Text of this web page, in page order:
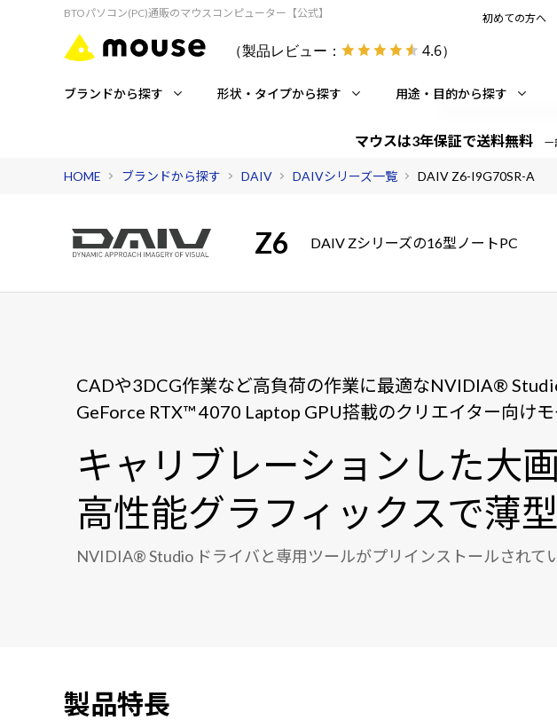
BTOパソコン(PC)通販のマウスコンピューター【公式】
（製品レビュー： 4.6）
初めての方へ
ブランドから探す 形状・タイプから探す 用途・目的から探す
マウスは3年保証で送料無料 一
HOME ブランドから探す DAIV DAIVシリーズ一覧 DAIV Z6-I9G70SR-A
Z6 DAIV Zシリーズの16型ノートPC
CADや3DCG作業など高負荷の作業に最適なNVIDIA®
GeForce RTX™ 4070 Laptop GPU搭載のクリエイター向け
キャリブレーションした大
高性能グラフィックスで薄
NVIDIA® Studio ドライバと専用ツールがプリインストールされて
製品特長